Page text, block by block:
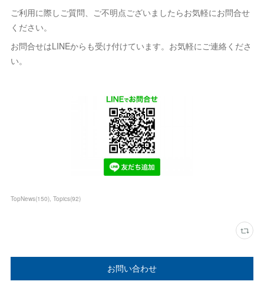
ご利用に際しご質問、ご不明点ございましたらお気軽にお問合せ
ください。
お問合せはLINEからも受け付けています。お気軽にご連絡くださ
い。
TopNews(150) Topics(92)
お問い合わせ